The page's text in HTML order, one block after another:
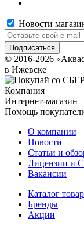
Новости
© 2016-2026
в Ижевске
Компания
Интернет-магазин
Помощь
О компании
Новости
Статьи и
Лицензии и
Вакансии
Каталог
Бренды
Акции